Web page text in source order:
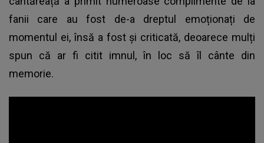
fanii care au fost de-a dreptul emoționați de
momentul ei, însă a fost și criticată, deoarece mulți
spun că ar fi citit imnul, în loc să îl cânte din
memorie.